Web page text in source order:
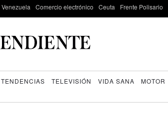
Venezuela Comercio electrónico Ceuta Frente Polisario
TENDENCIAS TELEVISIÓN VIDA SANA MOTOR